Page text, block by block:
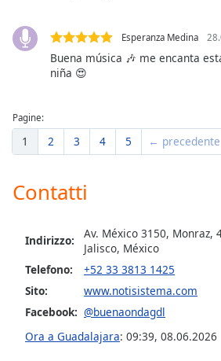
Opacity
Background
Color
Opacity
Edge
Style
Esperanza Medina
Buena música 🎶 me encanta
niña 😍
Pagine:
1 2 3 4 5 ← precedente
Contatti
Indirizzo:
Av. México 3150, Monraz,
Jalisco, México
Telefono:
+52 33 3813 1425
Sito:
www.notisistema.com
Facebook: @buenaondagdl
Ora a Guadalajara: 09:39, 08.06.2026